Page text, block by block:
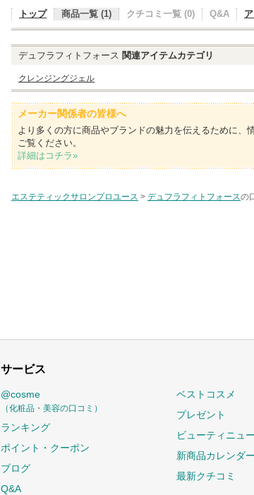
トップ 商品一覧 (1) クチコミ一覧 (0) Q&A
デュフラフィトフォース 関連アイテムカテゴリ
クレンジングジェル
メーカー関係者の皆様へ
より多くの方に商品やブランドの魅力を伝えるために、
ご覧ください。
詳細はコチラ»
エステティックサロンプロユース > デュフラフィトフォースの
サービス
@cosme
（化粧品・美容の口コミ）
ランキング
ポイント・クーポン
ブログ
Q&A
ベストコスメ
プレゼント
ビューティニュ
新商品カレンダー
最新クチコミ